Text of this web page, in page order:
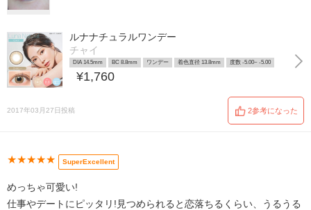
ルナナチュラルワンデー
チャイ
DIA 14.5mm BC 8.8mm ワンデー 着色直径 13.8mm 度数 -5.00~ -5.00
¥1,760
2017年03月27日投稿 2参考になった
★★★★★ SuperExcellent
めっちゃ可愛い!
仕事やデートにピッタリ!見つめられると恋落ちるくらい、うるうる